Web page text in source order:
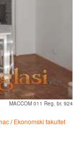
MACCOM 011 Reg. br. 924
/Ekonomski fakultet